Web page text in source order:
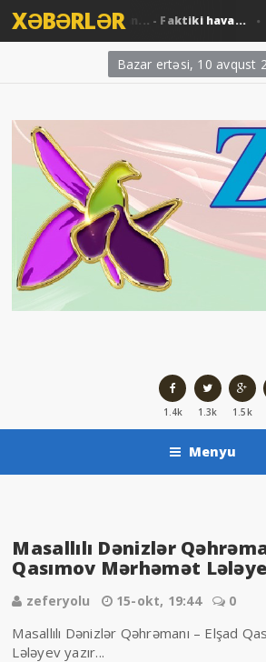
XƏBƏRLƏR
Şimşək, leysan... - Faktiki hava...
Bazar ertəsi, 10 avqust
1.4k 1.3k 1.5k
Menyu
Masallılı Dənizlər
Qasımov Mərhəmət
zeferyolu 15-okt, 19:44 0
Masallılı Dənizlər Qəhrəmanı – Elşad
Lələyev yazır...